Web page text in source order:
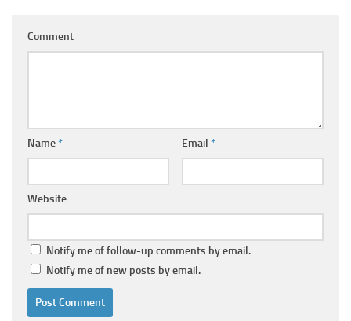
Comment
Name* Email *
Website
Notify me of follow-up comments by email.
Notify me of new posts by email.